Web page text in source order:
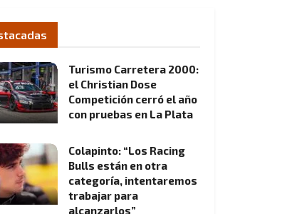
Turismo Carretera 2000:
el Christian Dose
Competición cerró el año
con pruebas en La Plata
Colapinto: “Los Racing
Bulls están en otra
categoría, intentaremos
trabajar para
alcanzarlos”